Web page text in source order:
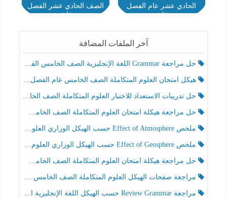
الحادي عشر عام الفصل
الصف الحادي عشر الفصل
آخر الملفات المضافة
حل مراجعة Grammar اللغة الإنجليزية الصف الخامس الفصل الثالث
هيكل امتحان العلوم المتكاملة الصف الخامس عام الفصل الدراسي الثالث 2025-2026
حل تدريبات الاستعداد للاختبار العلوم المتكاملة الصف الخامس عام الفصل الثالث
حل مراجعة هيكلة امتحان العلوم المتكاملة الصف الخامس انسبير الفصل الثالث
ملخص Effect of Atmosphere حسب الهيكل الوزاري العلوم المتكاملة الصف الخامس انسبير الفصل الثالث
ملخص Effect of Geosphere حسب الهيكل الوزاري العلوم المتكاملة الصف الخامس انسبير الفصل الثالث
حل مراجعة هيكلة امتحان العلوم المتكاملة الصف الخامس عام الفصل الثالث
مراجعة صفحات الهيكل العلوم المتكاملة الصف الخامس انسبير الفصل الثالث
مراجعة Review Grammar حسب الهيكل اللغة الإنجليزية الصف الخامس الفصل الثالث